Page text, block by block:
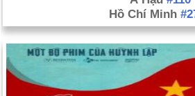
Hồ Chí Minh